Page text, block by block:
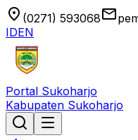
location_on (0271) 593068email
IDEN
Portal Sukoharjo
Kabupaten Sukoharjo